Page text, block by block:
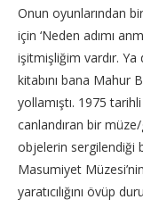
Onun oyunlarından
için ‘Neden adımı
işitmişliğim vardır.
kitabını bana Mahur
yollamıştı. 1975
canlandıran bir
objelerin sergilendiği
Masumiyet
yaratıcılığını övüp